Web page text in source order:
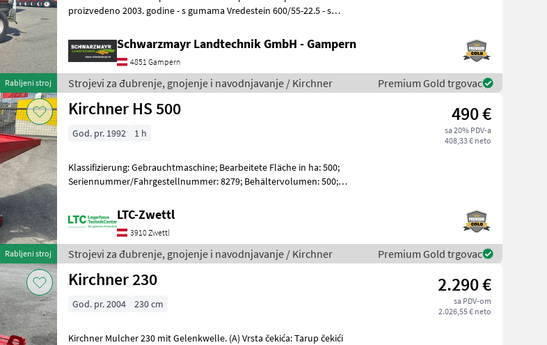
Rabljeni stroj
proizvedeno 2003. godine - s gumama Vredestein 600/55-22.5 - s
Schwarzmayr Landtechnik GmbH - Gampern
4851 Gampern
Strojevi za đubrenje, gnojenje i navodnjavanje / Kirchner Premium Gold trgovac
Rabljeni stroj
Kirchner HS 500 490 €
sa 20% PDV-a
408,33 € neto
God. pr. 1992 1 h
Klassifizierung: Gebrauchtmaschine; Bearbeitete Fläche in ha: 500;
Seriennummer/Fahrgestellnummer: 8279; Behältervolumen: 500;
LTC-Zwettl
3910 Zwettl
Strojevi za đubrenje, gnojenje i navodnjavanje / Kirchner Premium Gold trgovac
Kirchner 230 2.290 €
sa PDV-om
2.026,55 € neto
God. pr. 2004 230 cm
Kirchner Mulcher 230 mit Gelenkwelle. (A) Vrsta čekića: Tarup čekići